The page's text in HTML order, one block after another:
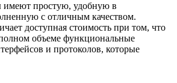
простую, удобную в
с отличным качеством.
доступная стоимость при том, что
объеме функциональные
и протоколов, которые